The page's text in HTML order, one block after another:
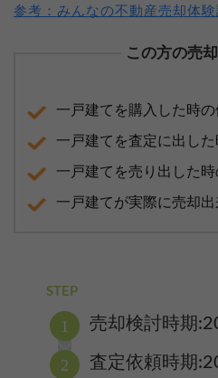
参考：みんなの不動産売却体験
この方の売
一戸建てを購入した時
一戸建てを査定に出し
一戸建てを売り出した
一戸建てが実際に売却
STEP
売却検討時期
査定依頼時期